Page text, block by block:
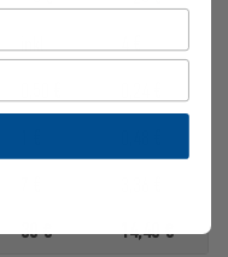
inkl.
4 €
30 €
14,40 €